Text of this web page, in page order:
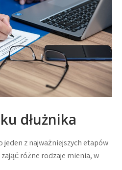
dłużnika
jeden z najważniejszych etapów
różne rodzaje mienia, w